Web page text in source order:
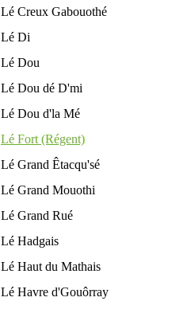
Lé Creux Gabouothé
Lé Di
Lé Dou
Lé Dou dé D'mi
Lé Dou d'la Mé
Lé Fort (Régent)
Lé Grand Êtacqu'sé
Lé Grand Mouothi
Lé Grand Rué
Lé Hadgais
Lé Haut du Mathais
Lé Havre d'Gouôrray